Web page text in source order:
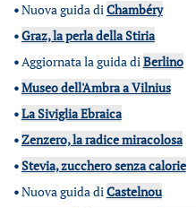
•Nuova guida diChambéry
•Graz, la perla della Stiria
•Aggiornata la guida diBerlino
•Museo dell'Ambra a Vilnius
•La Siviglia Ebraica
•Zenzero, la radice miracolosa
•Stevia, zucchero senza calorie
•Nuova guida diCastelnou